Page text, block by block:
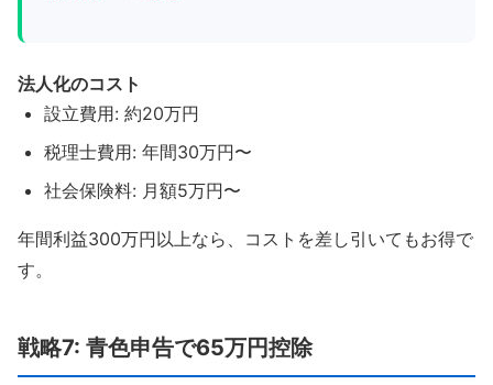
法人化のコスト
設立費用: 約20万円
税理士費用: 年間30万円〜
社会保険料: 月額5万円〜
年間利益300万円以上なら、コストを差し引いてもお得で
す。
戦略7: 青色申告で65万円控除